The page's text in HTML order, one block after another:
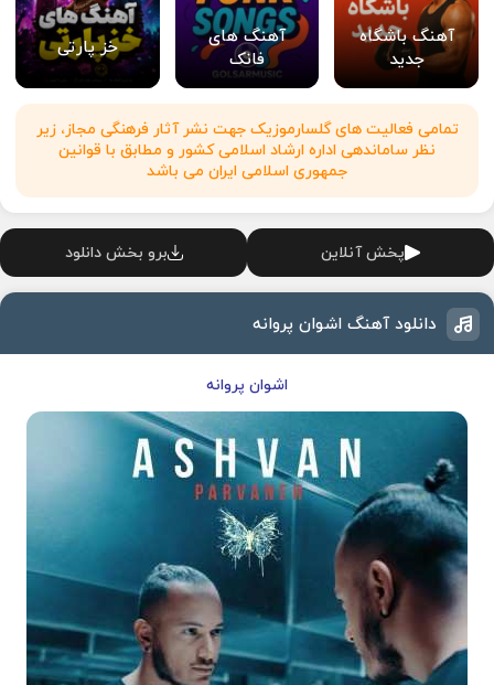
آهنگ باشگاه
جدید
آهنگ های
فانک
خز پارتی
تمامی فعالیت های گلسارموزیک جهت نشر آثار فرهنگی مجاز، زیر
نظر ساماندهی اداره ارشاد اسلامی کشور و مطابق با قوانین
جمهوری اسلامی ایران می باشد
پخش آنلاین برو بخش دانلود
دانلود آهنگ اشوان پروانه
اشوان پروانه